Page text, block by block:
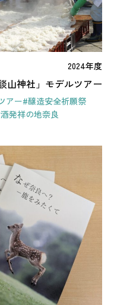
2024年度
神社」モデルツアー
アー#醸造安全祈願祭
発祥の地奈良